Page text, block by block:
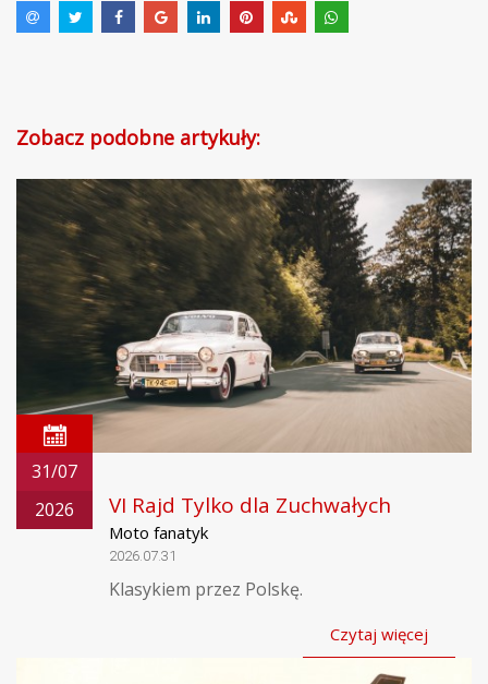
Zobacz podobne artykuły:
31/07
2026
VI Rajd Tylko dla Zuchwałych
Moto fanatyk
2026.07.31
Klasykiem przez Polskę.
Czytaj więcej